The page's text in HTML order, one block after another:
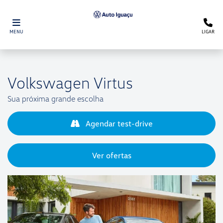
MENU LIGAR
Volkswagen Virtus
Sua próxima grande escolha
Agendar test-drive
Ver ofertas